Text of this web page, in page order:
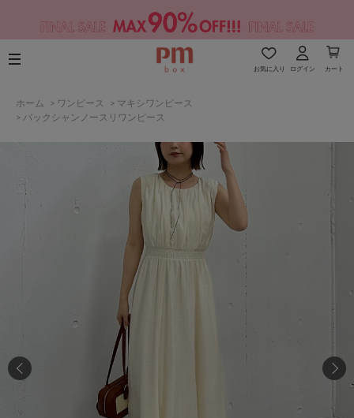
お気に入り ログイン カート
ホーム > ワンピース > マキシワンピース
> バックシャンノースリワンピース